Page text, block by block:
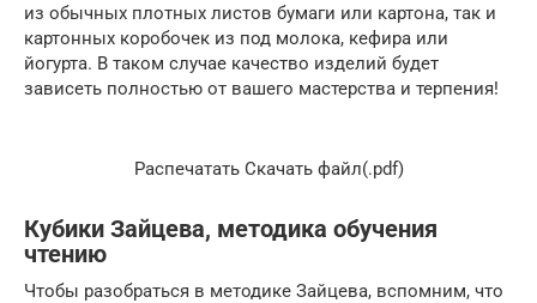
из обычных плотных листов бумаги или картона, так и
картонных коробочек из под молока, кефира или
йогурта. В таком случае качество изделий будет
зависеть полностью от вашего мастерства и терпения!
Распечатать Cкачать файл(.pdf)
Кубики Зайцева, методика обучения
чтению
Чтобы разобраться в методике Зайцева, вспомним, что